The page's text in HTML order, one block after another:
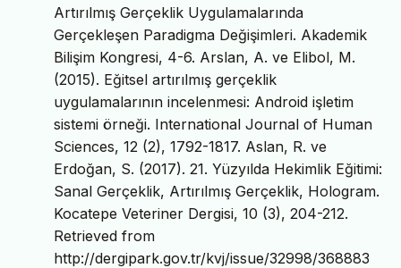
Artırılmış Gerçeklik Uygulamalarında
Gerçekleşen Paradigma Değişimleri. Akademik
Bilişim Kongresi, 4-6. Arslan, A. ve Elibol, M.
(2015). Eğitsel artırılmış gerçeklik
uygulamalarının incelenmesi: Android işletim
sistemi örneği. International Journal of Human
Sciences, 12 (2), 1792-1817. Aslan, R. ve
Erdoğan, S. (2017). 21. Yüzyılda Hekimlik Eğitimi:
Sanal Gerçeklik, Artırılmış Gerçeklik, Hologram.
Kocatepe Veteriner Dergisi, 10 (3), 204-212.
Retrieved from
http://dergipark.gov.tr/kvj/issue/32998/368883